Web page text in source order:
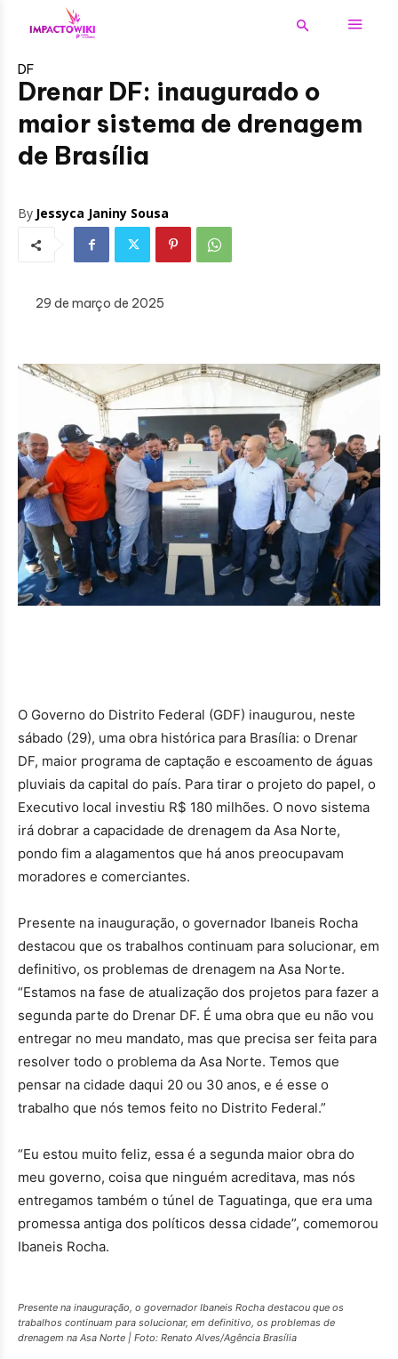
DF
Drenar DF: inaugurado o
maior sistema de drenagem
de Brasília
By Jessyca Janiny Sousa
29 de março de 2025
O Governo do Distrito Federal (GDF) inaugurou, neste
sábado (29), uma obra histórica para Brasília: o Drenar
DF, maior programa de captação e escoamento de águas
pluviais da capital do país. Para tirar o projeto do papel, o
Executivo local investiu R$ 180 milhões. O novo sistema
irá dobrar a capacidade de drenagem da Asa Norte,
pondo fim a alagamentos que há anos preocupavam
moradores e comerciantes.
Presente na inauguração, o governador Ibaneis Rocha
destacou que os trabalhos continuam para solucionar, em
definitivo, os problemas de drenagem na Asa Norte.
“Estamos na fase de atualização dos projetos para fazer a
segunda parte do Drenar DF. É uma obra que eu não vou
entregar no meu mandato, mas que precisa ser feita para
resolver todo o problema da Asa Norte. Temos que
pensar na cidade daqui 20 ou 30 anos, e é esse o
trabalho que nós temos feito no Distrito Federal.”
“Eu estou muito feliz, essa é a segunda maior obra do
meu governo, coisa que ninguém acreditava, mas nós
entregamos também o túnel de Taguatinga, que era uma
promessa antiga dos políticos dessa cidade”, comemorou
Ibaneis Rocha.
Presente na inauguração, o governador Ibaneis Rocha destacou que os
trabalhos continuam para solucionar, em definitivo, os problemas de
drenagem na Asa Norte | Foto: Renato Alves/Agência Brasília